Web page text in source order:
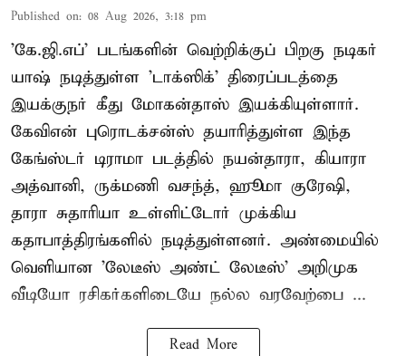
Published on: 08 Aug 2026, 3:18 pm
'கே.ஜி.எப்' படங்களின் வெற்றிக்குப் பிறகு நடிகர்
யாஷ் நடித்துள்ள 'டாக்ஸிக்' திரைப்படத்தை
இயக்குநர் கீது மோகன்தாஸ் இயக்கியுள்ளார்.
கேவிஎன் புரொடக்சன்ஸ் தயாரித்துள்ள இந்த
கேங்ஸ்டர் டிராமா படத்தில் நயன்தாரா, கியாரா
அத்வானி, ருக்மணி வசந்த், ஹூமா குரேஷி,
தாரா சுதாரியா உள்ளிட்டோர் முக்கிய
கதாபாத்திரங்களில் நடித்துள்ளனர். அண்மையில்
வெளியான 'லேடீஸ் அண்ட் லேடீஸ்' அறிமுக
வீடியோ ரசிகர்களிடையே நல்ல வரவேற்பை ...
Read More